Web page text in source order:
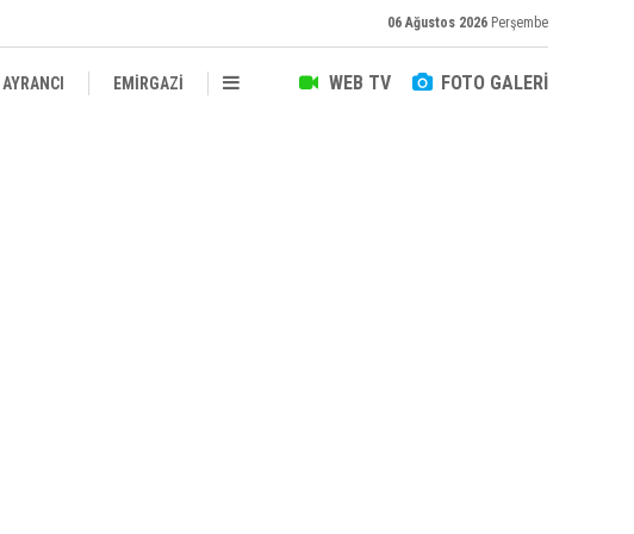
06 Ağustos 2026 Perşembe
WEB TV FOTO GALERİ
AYRANCI EMİRGAZİ